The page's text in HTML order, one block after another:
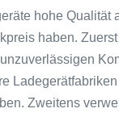
hohe Qualität
haben.
Zweitens